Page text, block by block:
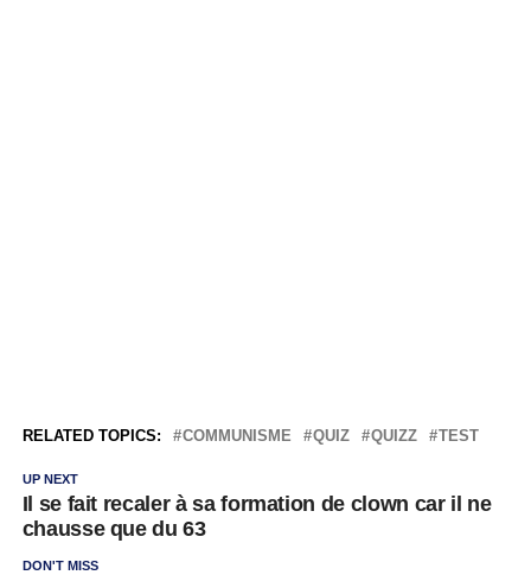
RELATED TOPICS: COMMUNISME QUIZ QUIZZ TEST
UP NEXT
Il se fait recaler à sa formation de clown car il ne
chausse que du 63
DON'T MISS